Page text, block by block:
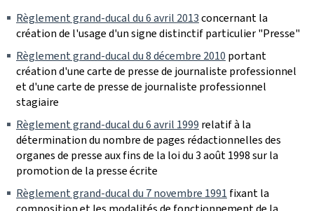
Règlement grand-ducal du 6 avril 2013concernant la
création de l'usage d'un signe distinctif particulier "Presse"
Règlement grand-ducal du 8 décembre 2010 portant
création d'une carte de presse de journaliste professionnel
et d'une carte de presse de journaliste professionnel
stagiaire
Règlement grand-ducal du 6 avril 1999 relatif à la
détermination du nombre de pages rédactionnelles des
organes de presse aux fins de la loi du 3 août 1998 sur la
promotion de la presse écrite
Règlement grand-ducal du 7 novembre 1991 fixant la